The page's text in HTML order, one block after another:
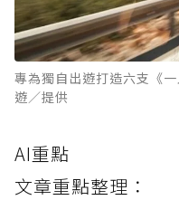
專為獨自出遊打造六支《
遊／提供
AI重點
文章重點整理：